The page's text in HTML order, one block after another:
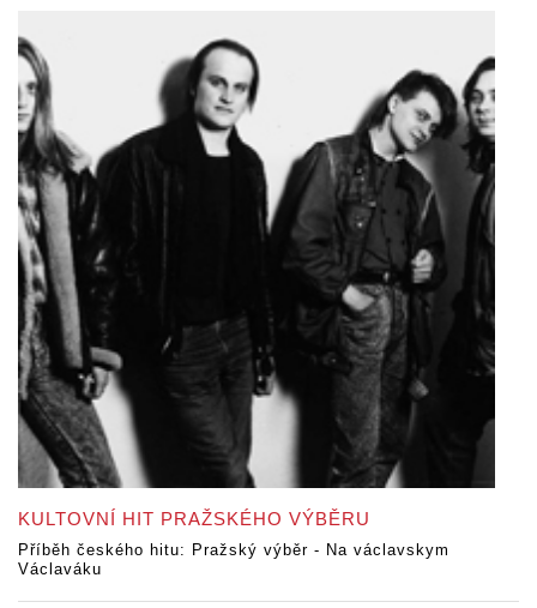
KULTOVNÍ HIT PRAŽSKÉHO VÝBĚRU
Příběh českého hitu: Pražský výběr - Na václavskym
Václaváku